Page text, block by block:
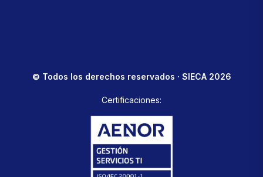
© Todos los derechos reservados · SIECA 2026
Certificaciones: